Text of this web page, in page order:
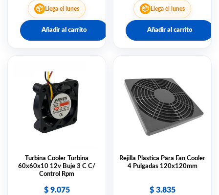
📦 Llega el lunes
Añadir al carrito
📦 Llega el lunes
Añadir al carrito
Turbina Cooler Turbina
60x60x10 12v Buje 3 C C/
Control Rpm
$9.075
Rejilla Plastica Para Fan Cooler
4 Pulgadas 120x120mm
$3.835